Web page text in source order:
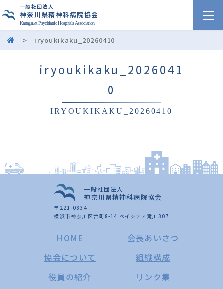
一般社団法人
神奈川県精神科病院協会
Kanagawa Psychiatric Hospitals Association
> iryoukikaku_20260410
iryoukikaku_2026041
0
IRYOUKIKAKU_20260410
一般社団法人
神奈川県精神科病院協会
〒221-0834
横浜市神奈川区台町8-14 ベイシティ滝川307
HOME
会長あいさつ
協会について
組織構成
役員の紹介
リンク集